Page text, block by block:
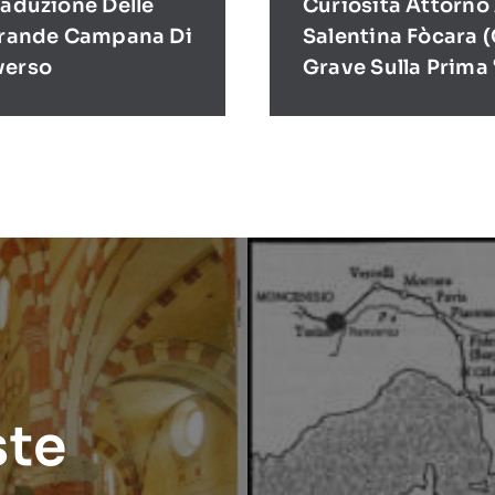
Delle
Campana Di
Curiosità Attorno
Salentina Fòcara
Grave Sulla Prima